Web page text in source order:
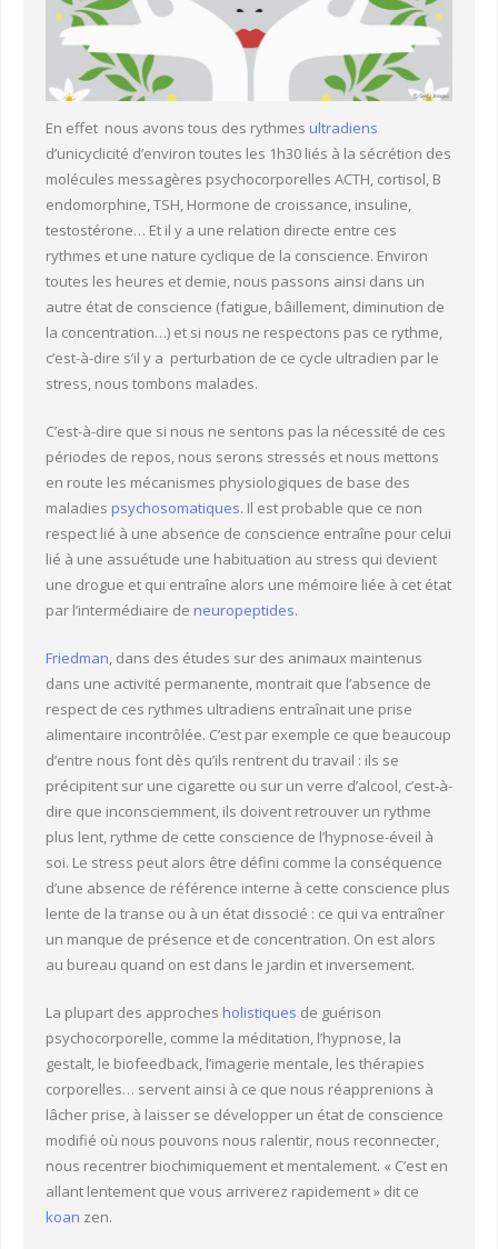
En effet nous avons tous des rythmes ultradiens
d’unicyclicité d’environ toutes les 1h30 liés à la sécrétion des
molécules messagères psychocorporelles ACTH, cortisol, B
endomorphine, TSH, Hormone de croissance, insuline,
testostérone… Et il y a une relation directe entre ces
rythmes et une nature cyclique de la conscience. Environ
toutes les heures et demie, nous passons ainsi dans un
autre état de conscience (fatigue, bâillement, diminution de
la concentration…) et si nous ne respectons pas ce rythme,
c’est-à-dire s’il y a perturbation de ce cycle ultradien par le
stress, nous tombons malades.
C’est-à-dire que si nous ne sentons pas la nécessité de ces
périodes de repos, nous serons stressés et nous mettons
en route les mécanismes physiologiques de base des
maladies psychosomatiques. Il est probable que ce non
respect lié à une absence de conscience entraîne pour celui
lié à une assuétude une habituation au stress qui devient
une drogue et qui entraîne alors une mémoire liée à cet état
par l’intermédiaire de neuropeptides.
Friedman , dans des études sur des animaux maintenus
dans une activité permanente, montrait que l’absence de
respect de ces rythmes ultradiens entraînait une prise
alimentaire incontrôlée. C’est par exemple ce que beaucoup
d’entre nous font dès qu’ils rentrent du travail : ils se
précipitent sur une cigarette ou sur un verre d’alcool, c’est-à-
dire que inconsciemment, ils doivent retrouver un rythme
plus lent, rythme de cette conscience de l’hypnose-éveil à
soi. Le stress peut alors être défini comme la conséquence
d’une absence de référence interne à cette conscience plus
lente de la transe ou à un état dissocié : ce qui va entraîner
un manque de présence et de concentration. On est alors
au bureau quand on est dans le jardin et inversement.
La plupart des approches holistiques de guérison
psychocorporelle, comme la méditation, l’hypnose, la
gestalt, le biofeedback, l’imagerie mentale, les thérapies
corporelles… servent ainsi à ce que nous réapprenions à
lâcher prise, à laisser se développer un état de conscience
modifié où nous pouvons nous ralentir, nous reconnecter,
nous recentrer biochimiquement et mentalement. « C’est en
allant lentement que vous arriverez rapidement » dit ce
koan zen.